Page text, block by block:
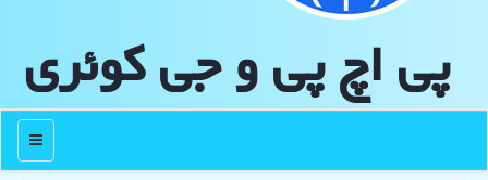
پی اچ پی و جی كوئری
منو